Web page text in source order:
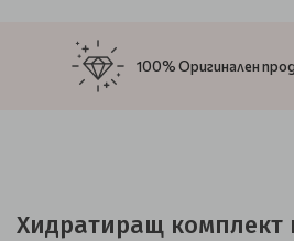
100% Оригинален
Хидратиращ